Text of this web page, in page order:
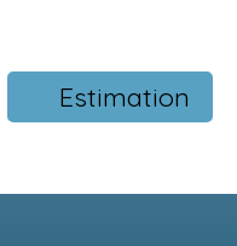
Estimation